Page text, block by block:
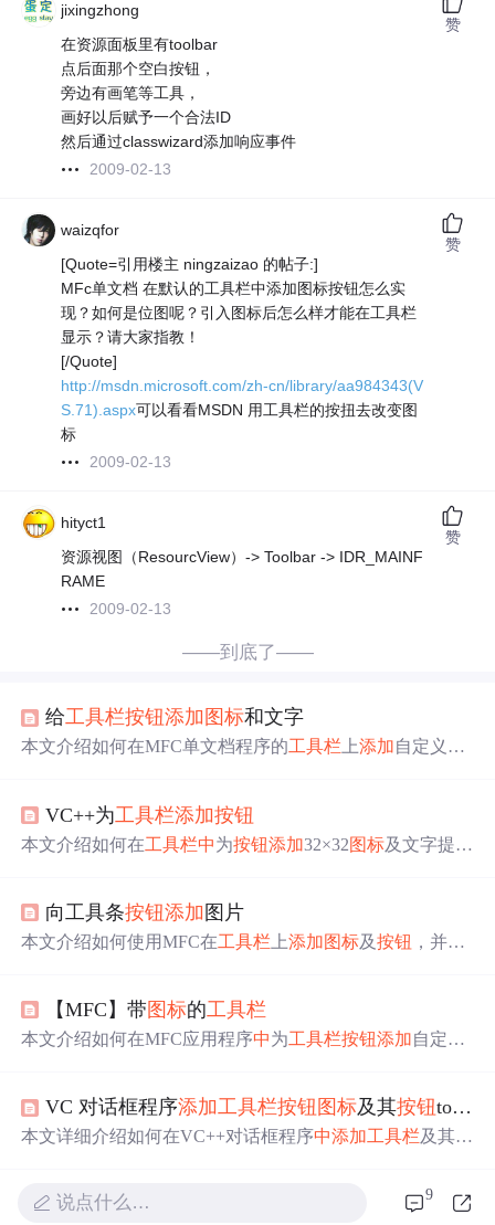
jixingzhong
在资源面板里有toolbar
点后面那个空白按钮，
旁边有画笔等工具，
画好以后赋予一个合法ID
然后通过classwizard添加响应事件
2009-02-13
赞
waizqfor
[Quote=引用楼主 ningzaizao 的帖子:]
MFc单文档 在默认的工具栏中添加图标按钮怎么实
现？如何是位图呢？引入图标后怎么样才能在工具栏
显示？请大家指教！
[/Quote]
http://msdn.microsoft.com/zh-cn/library/aa984343(V
S.71).aspx可以看看MSDN 用工具栏的按扭去改变图
标
2009-02-13
赞
hityct1
资源视图（ResourcView）-> Toolbar -> IDR_MAINF
RAME
2009-02-13
赞
——到底了——
给工具栏按钮添加 图标和文字
本文介绍如何在MFC单文档程序的工具栏 上添加自定义 图
VC++为工具栏添加按钮
本文介绍如何在工具栏中为按钮添加32×32图标及文字提
向工具条按钮添加 图片
本文介绍如何使用MFC在工具栏 上添加图标及按钮 ，并设
【MFC】带图标的工具栏
本文介绍如何在MFC应用程序中为工具栏按钮添加自定义
代码。
VC 对话框程序添加工具栏按钮 图标及其按钮tooltip
本文详细介绍如何在VC++对话框程序中添加工具栏及其按
说点什么… 9